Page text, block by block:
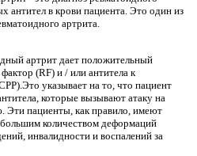
антител в крови пациента. Это один из
артрита.
артрит дает положительный
(RF) и / или антитела к
указывает на то, что пациент
которые вызывают атаку на
Эти пациенты, как правило, имеют
количеством деформаций
инвалидности и воспалений за